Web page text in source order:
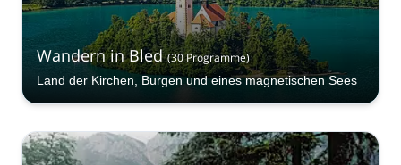
Wandern in Bled (30Programme)
Land der Kirchen, Burgen und eines magnetischen Sees